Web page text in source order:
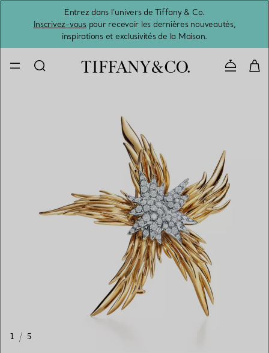
Entrez dans l’univers de Tiffany & Co.
Inscrivez-vouspour recevoir les dernières nouveautés,
inspirations et exclusivités de la Maison.
1 / 5